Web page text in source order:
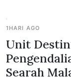
1HARI AGO
Unit
Searah